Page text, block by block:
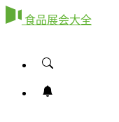
食品展会大全